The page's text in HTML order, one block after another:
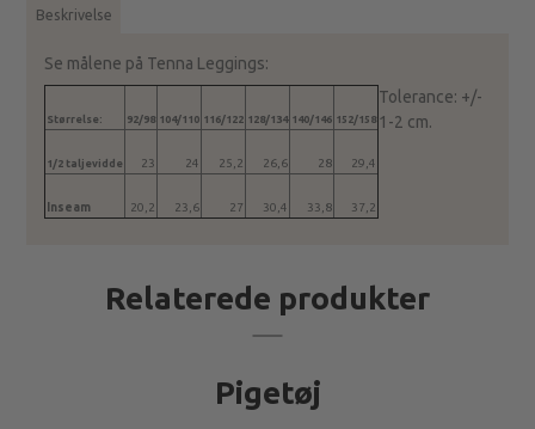
Beskrivelse
Se målene på Tenna Leggings:
Størrelse: 92/98 104/110 116/122 128/134 140/146 152/158
1/2 taljevidde 23 24 25,2 26,6 28 29,4
Inseam 20,2 23,6 27 30,4 33,8 37,2
Tolerance: +/-
1-2 cm.
Relaterede produkter
Pigetøj